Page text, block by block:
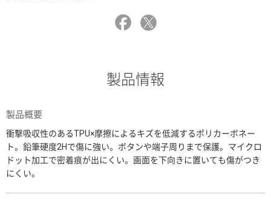
製品情報
製品概要
衝撃吸収性のあるTPU×摩擦によるキズを低減するポリカーボネー
ト。鉛筆硬度2Hで傷に強い。ボタンや端子周りまで保護。マイクロ
ドット加工で密着痕が出にくい。画面を下向きに置いても傷がつき
にくい。